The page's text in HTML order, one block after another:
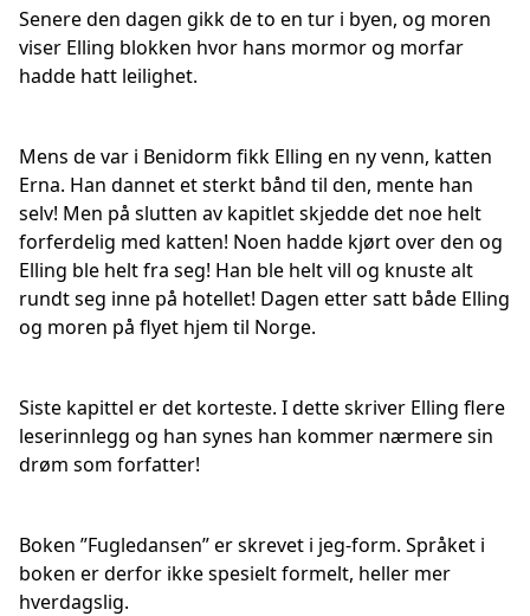
Senere den dagen gikk de to en tur i byen, og moren
viser Elling blokken hvor hans mormor og morfar
hadde hatt leilighet.
Mens de var i Benidorm fikk Elling en ny venn, katten
Erna. Han dannet et sterkt bånd til den, mente han
selv! Men på slutten av kapitlet skjedde det noe helt
forferdelig med katten! Noen hadde kjørt over den og
Elling ble helt fra seg! Han ble helt vill og knuste alt
rundt seg inne på hotellet! Dagen etter satt både Elling
og moren på flyet hjem til Norge.
Siste kapittel er det korteste. I dette skriver Elling flere
leserinnlegg og han synes han kommer nærmere sin
drøm som forfatter!
Boken ”Fugledansen” er skrevet i jeg-form. Språket i
boken er derfor ikke spesielt formelt, heller mer
hverdagslig.